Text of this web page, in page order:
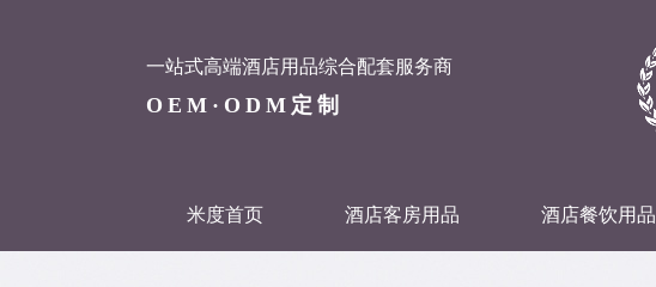
一站式高端酒店用品综合配套服务商
OEM·ODM定制
米度首页 酒店客房用品 酒店餐饮用品